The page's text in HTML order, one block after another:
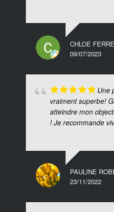
CHLOE FERRE
09/07/2023
Une
vraiment superbe!
atteindre mon
! Je recommande
PAULINE
23/11/2022